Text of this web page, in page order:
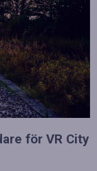
för VR City